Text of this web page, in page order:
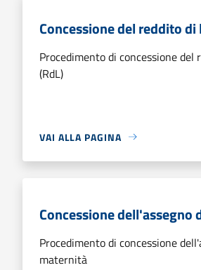
Concessione del reddito di
Procedimento di concessione
(RdL)
VAI ALLA PAGINA
Concessione dell'assegno
Procedimento di concessione
maternità